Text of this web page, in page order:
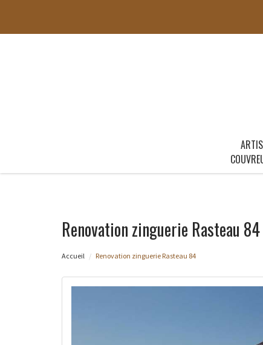
Renovation zinguerie Rasteau 84
Accueil Renovation zinguerie Rasteau 84